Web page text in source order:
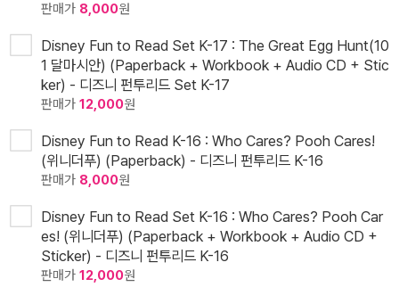
판매가 8,000원
Disney Fun to Read Set K-17 : The Great Egg Hunt(10
1 달마시안) (Paperback + Workbook + Audio CD + Stic
ker) - 디즈니 펀투리드 Set K-17
판매가 12,000원
Disney Fun to Read K-16 : Who Cares? Pooh Cares!
(위니더푸) (Paperback) - 디즈니 펀투리드 K-16
판매가 8,000원
Disney Fun to Read Set K-16 : Who Cares? Pooh Car
es! (위니더푸) (Paperback + Workbook + Audio CD +
Sticker) - 디즈니 펀투리드 K-16
판매가 12,000원